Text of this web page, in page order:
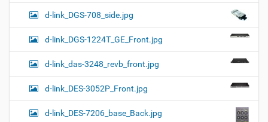
d-link_DGS-708_side.jpg
d-link_DGS-1224T_GE_Front.jpg
d-link_das-3248_revb_front.jpg
d-link_DES-3052P_Front.jpg
d-link_DES-7206_base_Back.jpg